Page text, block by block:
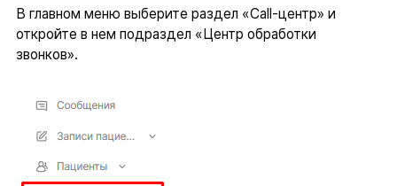
В главном меню выберите раздел «Call-центр» и
откройте в нем подраздел «Центр обработки
звонков».